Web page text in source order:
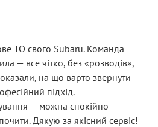
ТО свого Subaru. Команда
— все чітко, без «розводів»,
на що варто звернути
підхід.
— можна спокійно
Дякую за якісний сервіс!